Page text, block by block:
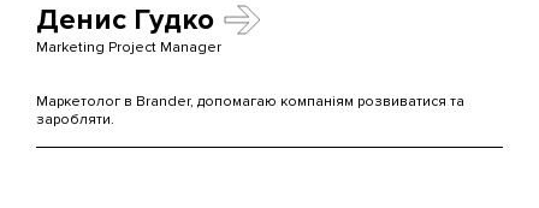
Денис Гудко
Marketing Project Manager
Маркетолог в Brander, допомагаю компаніям розвиватися та
заробляти.